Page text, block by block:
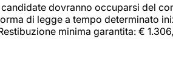
dovranno occuparsi del
di legge a tempo determinato
minima garantita: €